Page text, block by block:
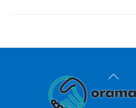
Back
To